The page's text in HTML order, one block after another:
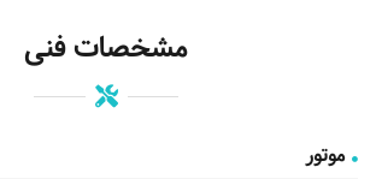
مشخصات فنی
موتور